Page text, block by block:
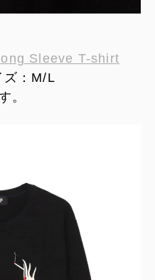
Sleeve T-shirt
：M/L
。